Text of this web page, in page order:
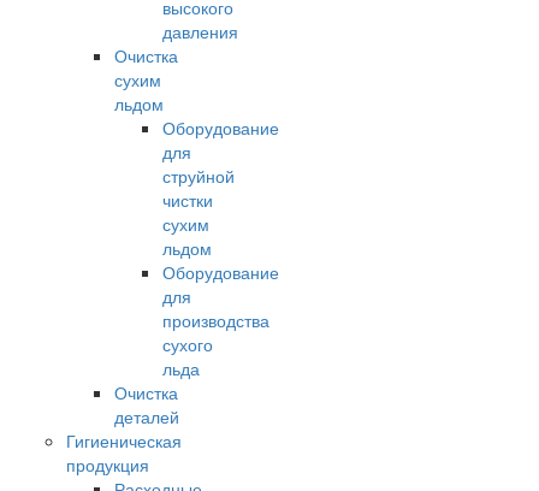
высокого
давления
Очистка
сухим
льдом
Оборудование
для
струйной
чистки
сухим
льдом
Оборудование
для
производства
сухого
льда
Очистка
деталей
Гигиеническая
продукция